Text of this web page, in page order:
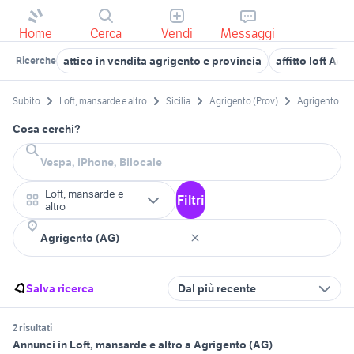
Home Cerca Vendi Messaggi
Ricerche attico in vendita agrigento e provincia affitto loft
Subito Loft, mansarde e altro Sicilia Agrigento (Prov) Agrigento
Cosa cerchi?
Loft, mansarde e
altro
Filtri
Salva ricerca Dal più recente
2 risultati
Annunci in Loft, mansarde e altro a Agrigento (AG)